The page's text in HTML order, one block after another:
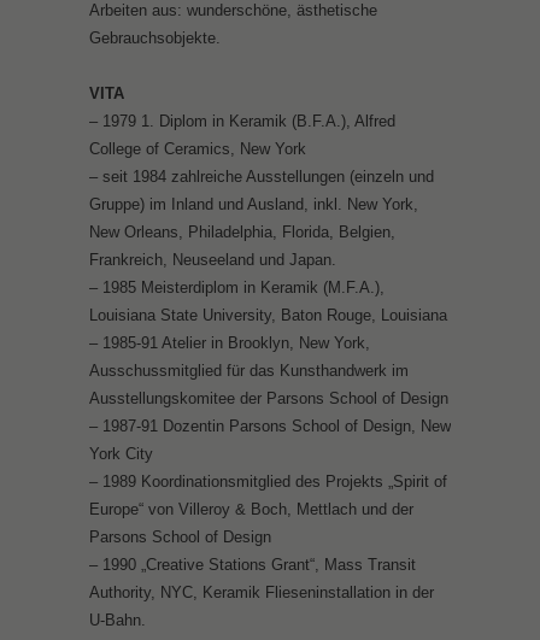
Arbeiten aus: wunderschöne, ästhetische
Gebrauchsobjekte.
VITA
– 1979 1. Diplom in Keramik (B.F.A.), Alfred
College of Ceramics, New York
– seit 1984 zahlreiche Ausstellungen (einzeln und
Gruppe) im Inland und Ausland, inkl. New York,
New Orleans, Philadelphia, Florida, Belgien,
Frankreich, Neuseeland und Japan.
– 1985 Meisterdiplom in Keramik (M.F.A.),
Louisiana State University, Baton Rouge, Louisiana
– 1985-91 Atelier in Brooklyn, New York,
Ausschussmitglied für das Kunsthandwerk im
Ausstellungskomitee der Parsons School of Design
– 1987-91 Dozentin Parsons School of Design, New
York City
– 1989 Koordinationsmitglied des Projekts „Spirit of
Europe“ von Villeroy & Boch, Mettlach und der
Parsons School of Design
– 1990 „Creative Stations Grant“, Mass Transit
Authority, NYC, Keramik Flieseninstallation in der
U-Bahn.